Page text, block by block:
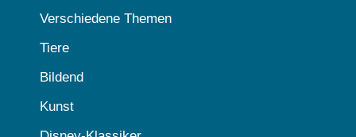
Verschiedene Themen
Tiere
Bildend
Kunst